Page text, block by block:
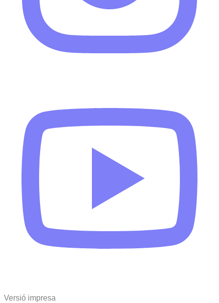
Versió impresa